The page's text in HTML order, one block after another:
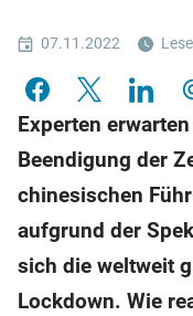
07.11.2022
Experten
Beendigung der
chinesischen
aufgrund der
sich die weltweit
Lockdown. Wie